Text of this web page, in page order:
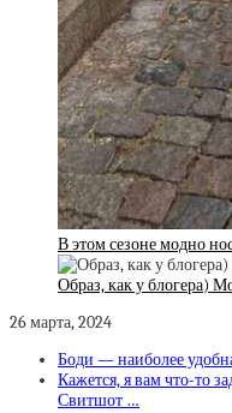
В этом сезоне модно
Образ, как у блогера)
26 марта, 2024
Боди — наиболее
Кажется, я вам что-то
Свитшот …